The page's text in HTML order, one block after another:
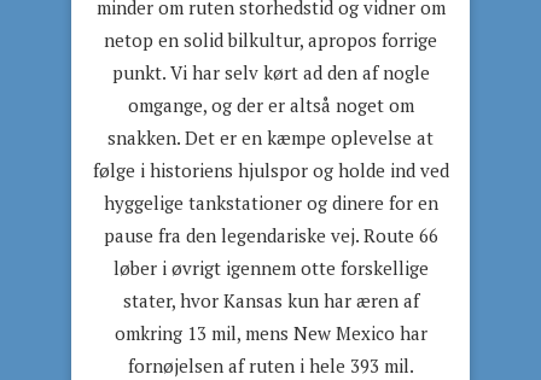
minder om ruten storhedstid og vidner om
netop en solid bilkultur, apropos forrige
punkt. Vi har selv kørt ad den af nogle
omgange, og der er altså noget om
snakken. Det er en kæmpe oplevelse at
følge i historiens hjulspor og holde ind ved
hyggelige tankstationer og dinere for en
pause fra den legendariske vej. Route 66
løber i øvrigt igennem otte forskellige
stater, hvor Kansas kun har æren af
omkring 13 mil, mens New Mexico har
fornøjelsen af ruten i hele 393 mil.